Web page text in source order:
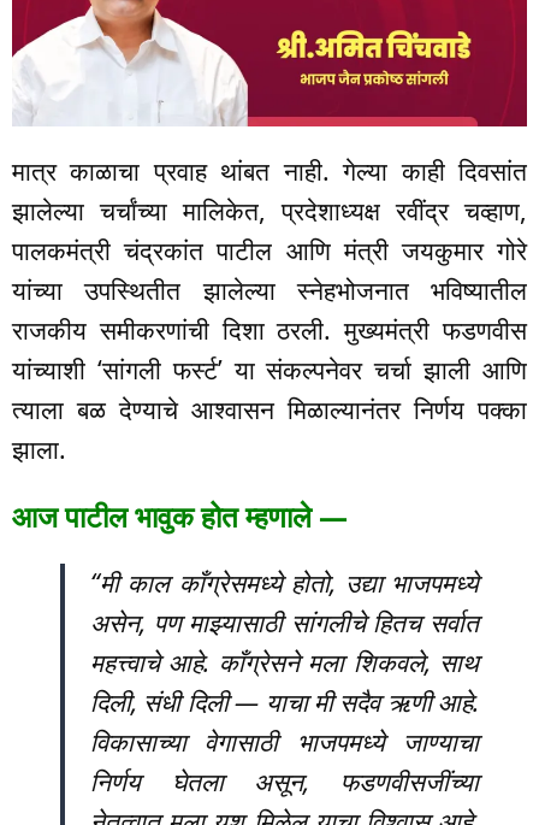
मात्र काळाचा प्रवाह थांबत नाही. गेल्या काही दिवसांत
झालेल्या चर्चांच्या मालिकेत, प्रदेशाध्यक्ष रवींद्र चव्हाण,
पालकमंत्री चंद्रकांत पाटील आणि मंत्री जयकुमार गोरे
यांच्या उपस्थितीत झालेल्या स्नेहभोजनात भविष्यातील
राजकीय समीकरणांची दिशा ठरली. मुख्यमंत्री फडणवीस
यांच्याशी ‘सांगली फर्स्ट’ या संकल्पनेवर चर्चा झाली आणि
त्याला बळ देण्याचे आश्वासन मिळाल्यानंतर निर्णय पक्का
झाला.
आज पाटील भावुक होत म्हणाले —
“मी काल काँग्रेसमध्ये होतो, उद्या भाजपमध्ये
असेन, पण माझ्यासाठी सांगलीचे हितच सर्वात
महत्त्वाचे आहे. काँग्रेसने मला शिकवले, साथ
दिली, संधी दिली — याचा मी सदैव ऋणी आहे.
विकासाच्या वेगासाठी भाजपमध्ये जाण्याचा
निर्णय घेतला असून, फडणवीसजींच्या